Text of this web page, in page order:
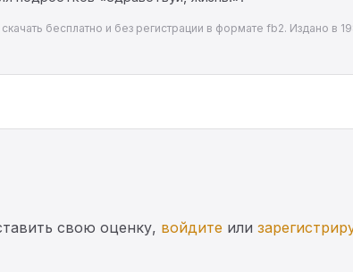
бесплатно и без регистрации в формате fb2. Издано в
свою оценку, войдите или